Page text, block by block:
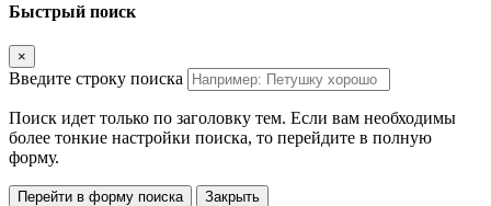
Быстрый поиск
×
Введите строку поиска
Поиск идет только по заголовку тем. Если вам необходимы
более тонкие настройки поиска, то перейдите в полную
форму.
Перейти в форму поиска Закрыть